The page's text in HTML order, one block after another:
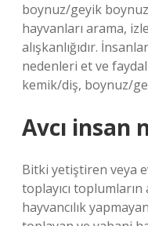
boynuz/geyik
hayvanları arama,
alışkanlığıdır.
nedenleri et ve
kemik/diş, boynuz/
Avcı insan
Bitki yetiştiren veya
toplayıcı
hayvancılık